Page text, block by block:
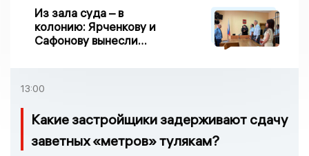
Из зала суда – в
колонию: Ярченкову и
Сафонову вынесли
13:00
Какие застройщики задерживают сдачу
заветных «метров» тулякам?